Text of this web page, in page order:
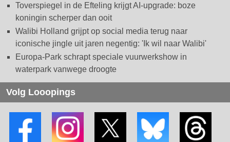
Toverspiegel in de Efteling krijgt AI-upgrade: boze
koningin scherper dan ooit
Walibi Holland grijpt op social media terug naar
iconische jingle uit jaren negentig: 'Ik wil naar Walibi'
Europa-Park schrapt speciale vuurwerkshow in
waterpark vanwege droogte
Volg Looopings